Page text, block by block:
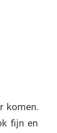
komen.
fijn en